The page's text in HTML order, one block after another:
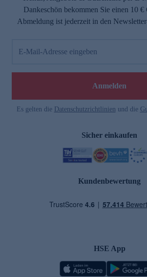
Dankeschön bekommen Sie einen 10
Abmeldung ist jederzeit in den
E-Mail-Adresse eingeben
Anmelden
Es gelten die Datenschutzrichtlinien und die
Sicher einkaufen
Kundenbewertung
HSE App